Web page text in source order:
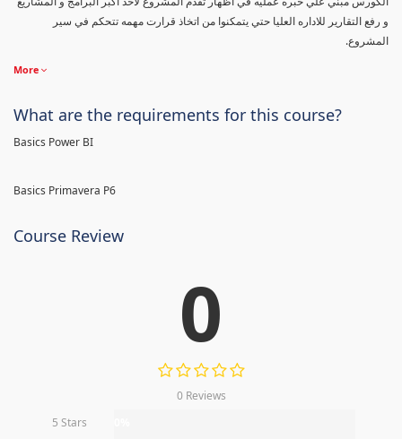
و رفع التقارير للاداره العليا حتي يتمكنوا من اتخاذ قرارت مهمه تتحكم في سير
المشروع.
More
What are the requirements for this course?
Basics Power BI
Basics Primavera P6
Course Review
0
0 Reviews
5 Stars